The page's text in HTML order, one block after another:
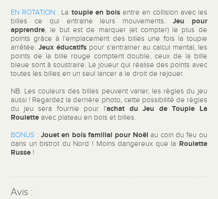
EN ROTATION : La toupie en boisentre en collision avec les
billes ce qui entraine leurs mouvements. Jeu pour
apprendre, le but est de marquer (et compter) le plus de
points grâce à l’emplacement des billes une fois la toupie
arrêtée.Jeux éducatifs pour s'entrainer au calcul mental, les
points de la bille rouge comptent double, ceux de la bille
bleue sont à soustraire. Le joueur qui réalise des points avec
toutes les billes en un seul lancer a le droit de rejouer.
NB. Les couleurs des billes peuvent varier, les règles du jeu
aussi ! Regardez la dernère photo, cette possibilité de règles
du jeu sera fournie pour l'achat du Jeu de Toupie La
Roulette avec plateau en bois et billes.
BONUS : Jouet en bois familial pour Noël au coin du feu ou
dans un bistrot du Nord ! Moins dangereux que la Roulette
Russe !
Avis :